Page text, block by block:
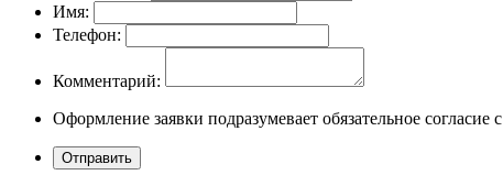
Имя:
Телефон:
Комментарий:
Оформление заявки подразумевает обязательное согласие с